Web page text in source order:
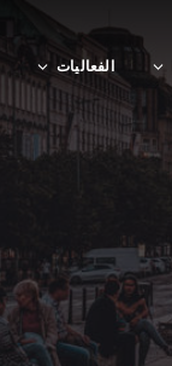
الفعاليات